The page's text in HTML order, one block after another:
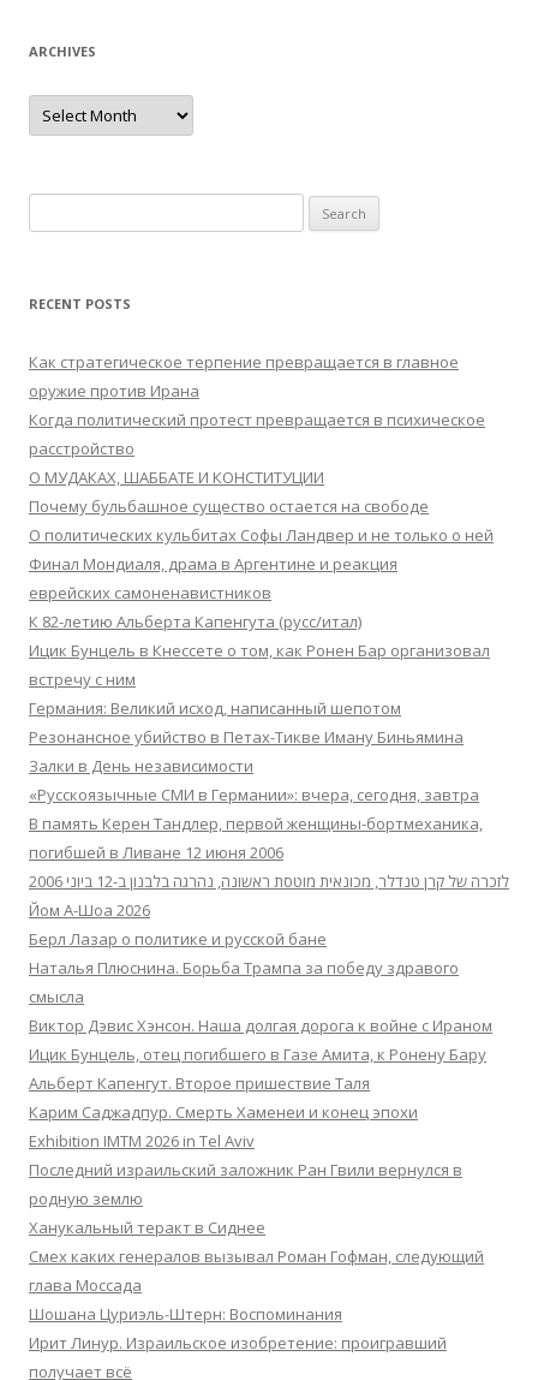
ARCHIVES
Archives
for:
RECENT POSTS
Как стратегическое терпение превращается в главное
оружие против Ирана
Когда политический протест превращается в психическое
расстройство
О МУДАКАХ, ШАББАТЕ И КОНСТИТУЦИИ
Почему бульбашное существо остается на свободе
О политических кульбитах Софы Ландвер и не только о ней
Финал Мондиаля, драма в Аргентине и реакция
еврейских самоненавистников
К 82-летию Альберта Капенгута (русс/итал)
Ицик Бунцель в Кнессете о том, как Ронен Бар организовал
встречу с ним
Германия: Великий исход, написанный шепотом
Резонансное убийство в Петах-Тикве Иману Биньямина
Залки в День независимости
«Русскоязычные СМИ в Германии»: вчера, сегодня, завтра
В память Керен Тандлер, первой женщины-бортмеханика,
погибшей в Ливане 12 июня 2006
לזכרה של קרן טנדלר, מכונאית מוטסת ראשונה, נהרגה בלבנון ב-12 ביוני 2006
Йом А-Шоа 2026
Берл Лазар о политике и русской бане
Наталья Плюснина. Борьба Трампа за победу здравого
смысла
Виктор Дэвис Хэнсон. Наша долгая дорога к войне с Ираном
Ицик Бунцель, отец погибшего в Газе Амита, к Ронену Бару
Альберт Капенгут. Второе пришествие Таля
Карим Саджадпур. Смерть Хаменеи и конец эпохи
Exhibition IMTM 2026 in Tel Aviv
Последний израильский заложник Ран Гвили вернулся в
родную землю
Ханукальный теракт в Сиднее
Смех каких генералов вызывал Роман Гофман, следующий
глава Моссада
Шошана Цуриэль-Штерн: Воспоминания
Ирит Линур. Израильское изобретение: проигравший
получает всё